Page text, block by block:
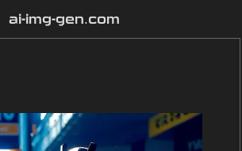
ai-img-gen.com